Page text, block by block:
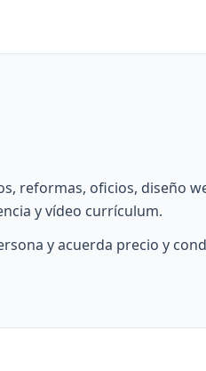
reformas, oficios, diseño
y vídeo currículum.
y acuerda precio y